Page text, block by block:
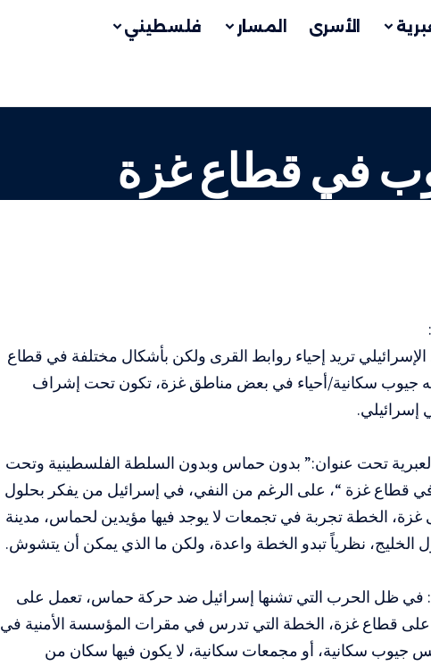
الأسرى المسار فلسطيني
في قطاع غزة
الإسرائيلي تريد إحياء روابط القرى ولكن بأشكال مختلفة في قطاع
جيوب سكانية/أحياء في بعض مناطق غزة، تكون تحت إشراف
تحت عنوان:” بدون حماس وبدون السلطة الفلسطينية وتحت
قطاع غزة “، على الرغم من النفي، في إسرائيل من يفكر بحلول
غزة، الخطة تجربة في تجمعات لا يوجد فيها مؤيدين لحماس، مدينة
الخليج، نظرياً تبدو الخطة واعدة، ولكن ما الذي يمكن أن يتشوش.
في ظل الحرب التي تشنها إسرائيل ضد حركة حماس، تعمل على
قطاع غزة، الخطة التي تدرس في مقرات المؤسسة الأمنية في
جيوب سكانية، أو مجمعات سكانية، لا يكون فيها سكان من